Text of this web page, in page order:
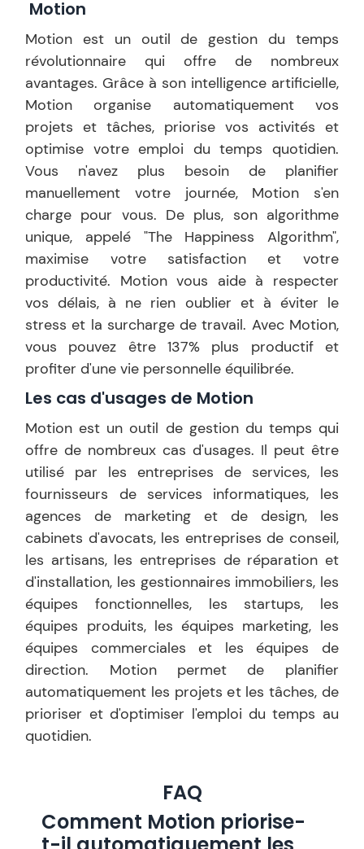
Motion
Motion est un outil de gestion du temps
révolutionnaire qui offre de nombreux
avantages. Grâce à son intelligence artificielle,
Motion organise automatiquement vos
projets et tâches, priorise vos activités et
optimise votre emploi du temps quotidien.
Vous n'avez plus besoin de planifier
manuellement votre journée, Motion s'en
charge pour vous. De plus, son algorithme
unique, appelé "The Happiness Algorithm",
maximise votre satisfaction et votre
productivité. Motion vous aide à respecter
vos délais, à ne rien oublier et à éviter le
stress et la surcharge de travail. Avec Motion,
vous pouvez être 137% plus productif et
profiter d'une vie personnelle équilibrée.
Les cas d'usages de Motion
Motion est un outil de gestion du temps qui
offre de nombreux cas d'usages. Il peut être
utilisé par les entreprises de services, les
fournisseurs de services informatiques, les
agences de marketing et de design, les
cabinets d'avocats, les entreprises de conseil,
les artisans, les entreprises de réparation et
d'installation, les gestionnaires immobiliers, les
équipes fonctionnelles, les startups, les
équipes produits, les équipes marketing, les
équipes commerciales et les équipes de
direction. Motion permet de planifier
automatiquement les projets et les tâches, de
prioriser et d'optimiser l'emploi du temps au
quotidien.
FAQ
Comment Motion priorise-